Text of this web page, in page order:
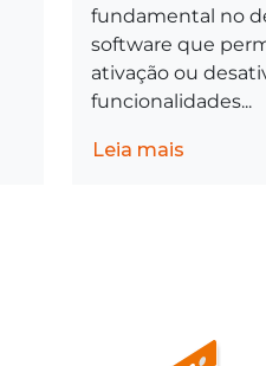
fundamental no
software que
ativação ou
funcionalidades...
Leia mais